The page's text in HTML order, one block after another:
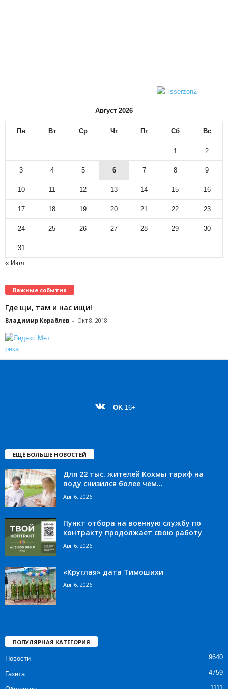
Август 2026
Пн Вт Ср Чт Пт Сб Вс
1 2
3 4 5 6 7 8 9
10 11 12 13 14 15 16
17 18 19 20 21 22 23
24 25 26 27 28 29 30
31
« Июл
Важные события
Где щи, там и нас ищи!
Владимир Кораблев - Окт 8, 2018
OK 16+
ЕЩЁ БОЛЬШЕ НОВОСТЕЙ
Для 22 тыс. жителей Кохмы тариф на
воду снизился более чем...
Авг 6, 2026
Пункт отбора на военную службу по
контракту продолжает свою работу
Авг 6, 2026
«Круглая» дата Тимошихи
Авг 6, 2026
ПОПУЛЯРНАЯ КАТЕГОРИЯ
Новости 9640
Газета 4759